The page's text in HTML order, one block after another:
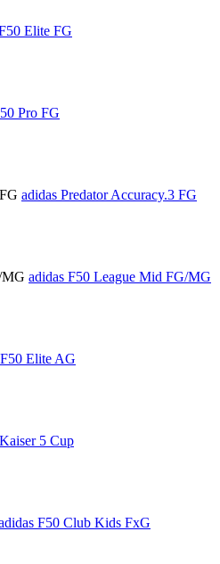
Elite FG
Pro FG
adidas Predator Accuracy.3 FG
adidas F50 League Mid FG/MG
Elite AG
5 Cup
F50 Club Kids FxG